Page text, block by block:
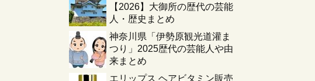
【2026】大御所の歴代の芸能
人・歴史まとめ
神奈川県「伊勢原観光道灌ま
つり」2025歴代の芸能人や由
来まとめ
エリップス ヘアビタミン販売